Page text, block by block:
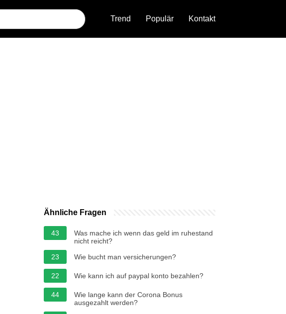
Trend Populär Kontakt
Ähnliche Fragen
43
Was mache ich wenn das geld im ruhestand
nicht reicht?
23
Wie bucht man versicherungen?
22 Wie kann ich auf paypal konto bezahlen?
44
Wie lange kann der Corona Bonus
ausgezahlt werden?